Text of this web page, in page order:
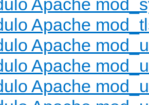
Apache
Apache
Apache
Apache
Apache